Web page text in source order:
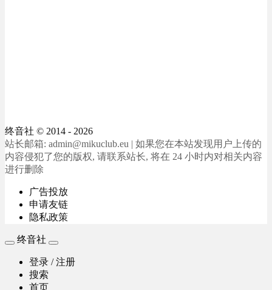
终音社 © 2014 - 2026
站长邮箱: admin@mikuclub.eu | 如果您在本站发现用户上传的
内容侵犯了您的版权, 请联系站长, 将在 24 小时内对相关内容
进行删除
广告投放
申请友链
隐私政策
终音社
登录 / 注册
搜索
首页